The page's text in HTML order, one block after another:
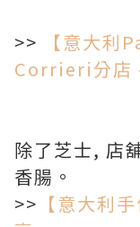
>>
【意大
Corrieri分店
除了芝士, 店
香腸。
>> 【意大利